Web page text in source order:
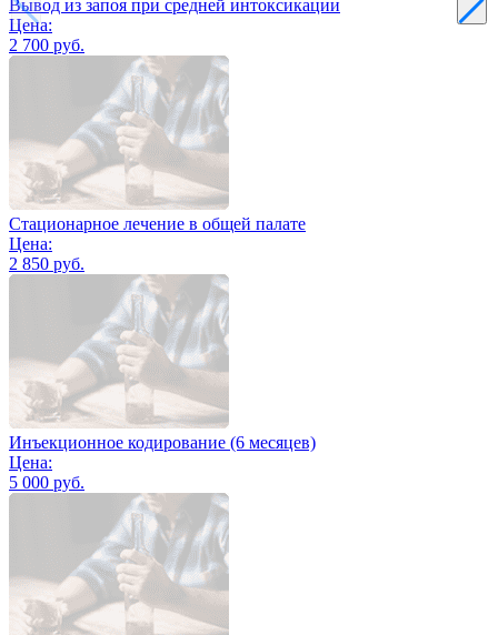
Вывод из запоя при средней интоксикации
Цена:
2 700 руб.
Стационарное лечение в общей палате
Цена:
2 850 руб.
Инъекционное кодирование (6 месяцев)
Цена:
5 000 руб.